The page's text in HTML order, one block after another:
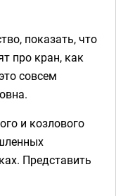
показать, что
про кран, как
совсем
и козлового
Представить